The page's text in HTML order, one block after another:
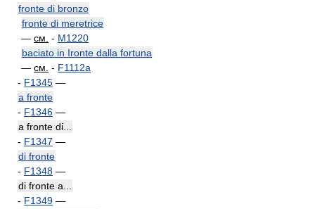
fronte di bronzo
fronte di meretrice
— см. - M1220
baciato in Ironte dalla fortuna
— см. - F1112a
- F1345 —
a fronte
- F1346 —
a fronte di...
- F1347 —
di fronte
- F1348 —
di fronte a...
- F1349 —